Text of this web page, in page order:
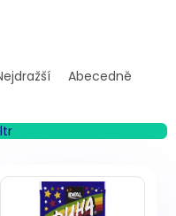
Abecedně